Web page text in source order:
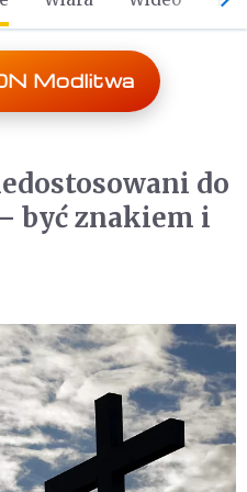
Modlitwa
do
być znakiem i